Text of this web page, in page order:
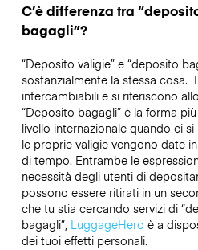
C’è differenza tra
bagagli”?
“Deposito valigie” e “deposito
sostanzialmente la stessa cosa.
intercambiabili e si riferiscono
“Deposito bagagli” è la forma
livello internazionale quando ci
le proprie valigie vengono date
di tempo. Entrambe le
necessità degli utenti di
possono essere ritirati in un
che tu stia cercando servizi di
bagagli”,LuggageHero è a
dei tuoi effetti personali.